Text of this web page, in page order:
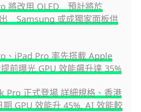
將改用 OLED 預計將於
Samsung 或成獨家面板供
、iPad Pro 率先搭載 Apple
前曝光 GPU 效能飆升達 35%
Pro 正式登場 詳細規格、香港
GPU 效能升 45%, AI 效能較